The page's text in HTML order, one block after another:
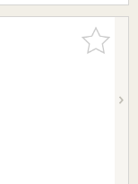
お気に入
りに追加